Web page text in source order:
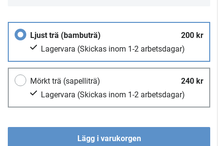
Ljust trä (bambuträ)
200 kr
Lagervara (Skickas inom 1-2 arbetsdagar)
Mörkt trä (sapelliträ)
240 kr
Lagervara (Skickas inom 1-2 arbetsdagar)
Lägg i varukorgen